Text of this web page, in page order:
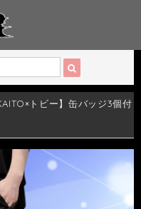
トビー】缶バッジ3個付